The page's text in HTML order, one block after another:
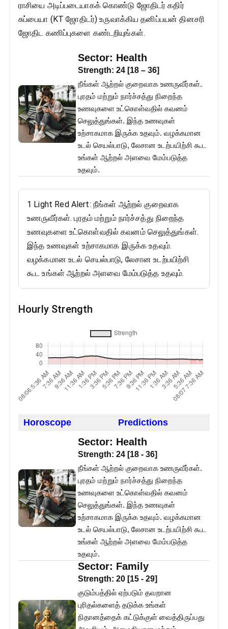
ராசியை அடிப்படையாகக் கொண்டு ஜோதிடர் கதிர்
சுப்பையா (KT ஜோதிடர்) உருவாக்கிய தனிப்பயன் தினசரி
ஜோதிட கணிப்புகளை கண்டறியுங்கள்.
Sector: Health
Strength: 24 [18 – 36]
நீங்கள் ஆற்றல் குறைவாக உணருவீர்கள்.
புரதம் மற்றும் நார்ச்சத்து நிறைந்த
உணவுகளை உட்கொள்வதில் கவனம்
செலுத்துங்கள். இந்த உணவுகள்
உற்சாகமாக இருக்க உதவும். வழக்கமான
உடல் செயல்பாடு, லேசான உடற்பயிற்சி கூட
உங்கள் ஆற்றல் அளவை மேம்படுத்த
உதவும்.
1 Light Red Alert: நீங்கள் ஆற்றல் குறைவாக
உணருவீர்கள். புரதம் மற்றும் நார்ச்சத்து நிறைந்த
உணவுகளை உட்கொள்வதில் கவனம் செலுத்துங்கள்.
இந்த உணவுகள் உற்சாகமாக இருக்க உதவும்.
வழக்கமான உடல் செயல்பாடு, லேசான உடற்பயிற்சி
கூட உங்கள் ஆற்றல் அளவை மேம்படுத்த உதவும்.
Hourly Strength
Horoscope Predictions
Sector: Health
Strength: 24 [18 - 36]
நீங்கள் ஆற்றல் குறைவாக உணருவீர்கள்.
புரதம் மற்றும் நார்ச்சத்து நிறைந்த
உணவுகளை உட்கொள்வதில் கவனம்
செலுத்துங்கள். இந்த உணவுகள்
உற்சாகமாக இருக்க உதவும். வழக்கமான
உடல் செயல்பாடு, லேசான உடற்பயிற்சி கூட
உங்கள் ஆற்றல் அளவை மேம்படுத்த
உதவும்.
Sector: Family
Strength: 20 [15 - 29]
குடும்பத்தில் ஏற்படும் தவறான
புரிதல்களைத் தடுக்க உங்கள்
நிதானத்தைக் கட்டுக்குள் வைத்திருப்பது